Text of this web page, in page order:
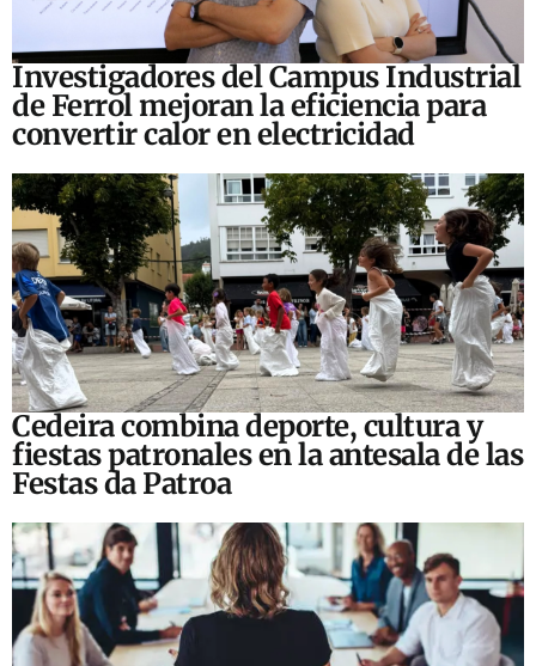
Investigadores del Campus Industrial
de Ferrol mejoran la eficiencia para
convertir calor en electricidad
Cedeira combina deporte, cultura y
fiestas patronales en la antesala de las
Festas da Patroa